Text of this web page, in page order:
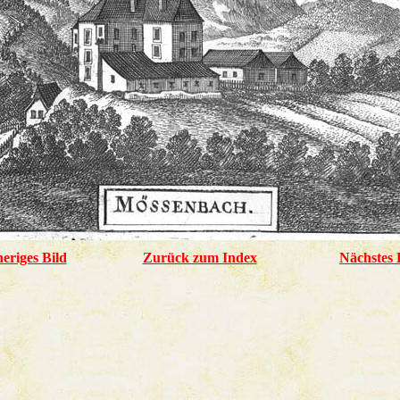
Bild Zurück zum Index Nächstes